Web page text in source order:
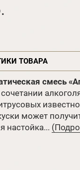
ТОВАРА
смесь
может
настойка...